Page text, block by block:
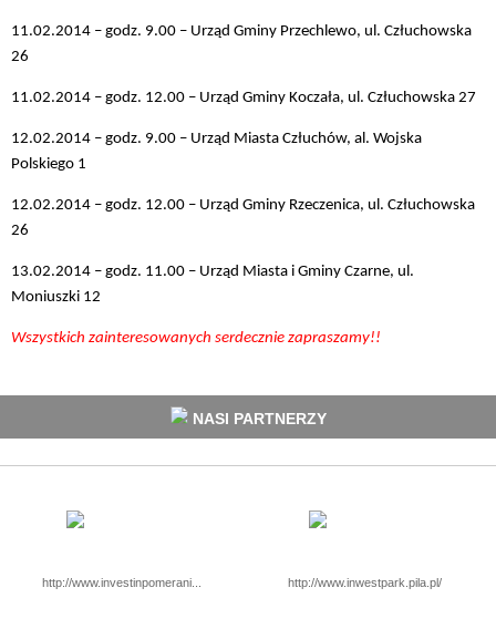
11.02.2014 – godz. 9.00 – Urząd Gminy Przechlewo, ul. Człuchowska
26
11.02.2014 – godz. 12.00 – Urząd Gminy Koczała, ul. Człuchowska 27
12.02.2014 – godz. 9.00 – Urząd Miasta Człuchów, al. Wojska
Polskiego 1
12.02.2014 – godz. 12.00 – Urząd Gminy Rzeczenica, ul. Człuchowska
26
13.02.2014 – godz. 11.00 – Urząd Miasta i Gminy Czarne, ul.
Moniuszki 12
Wszystkich zainteresowanych serdecznie zapraszamy!!
NASI PARTNERZY
http://www.investinpomerani... http://www.inwestpark.pila.pl/